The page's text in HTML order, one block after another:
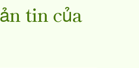
tin của